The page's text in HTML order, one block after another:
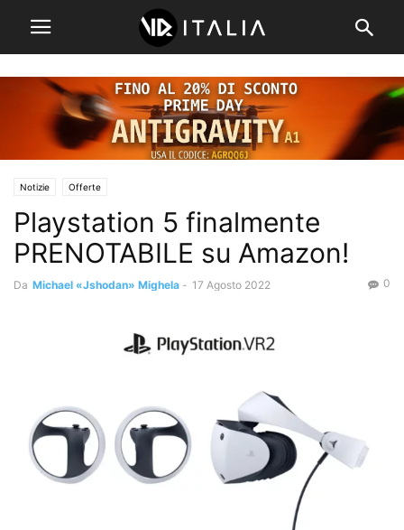
Notizie Offerte
Playstation 5 finalmente
PRENOTABILE su Amazon!
Da Michael «Jshodan» Mighela - 17 Agosto 2022 0